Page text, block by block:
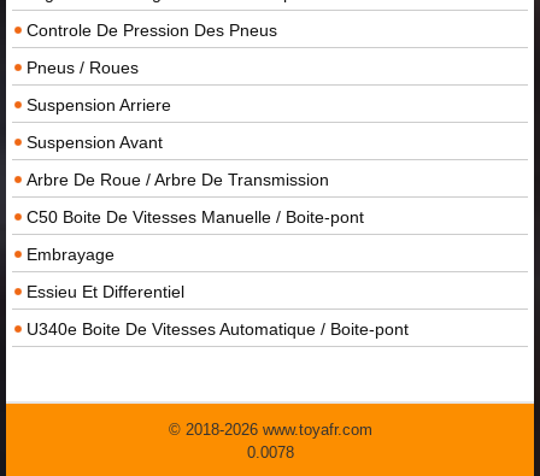
Controle De Pression Des Pneus
Pneus / Roues
Suspension Arriere
Suspension Avant
Arbre De Roue / Arbre De Transmission
C50 Boite De Vitesses Manuelle / Boite-pont
Embrayage
Essieu Et Differentiel
U340e Boite De Vitesses Automatique / Boite-pont
© 2018-2026 www.toyafr.com
0.0078